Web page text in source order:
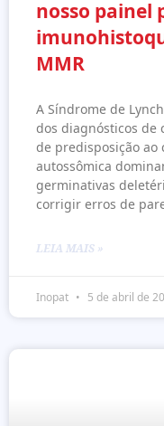
nosso painel
MMR
A Síndrome de
dos diagnósticos de
de predisposição ao
autossômica
germinativas
corrigir erros de
LEIA MAIS »
Inopat 5 de abril de